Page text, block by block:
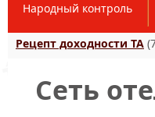
Народный контроль
Рецепт доходности ТА
Сеть